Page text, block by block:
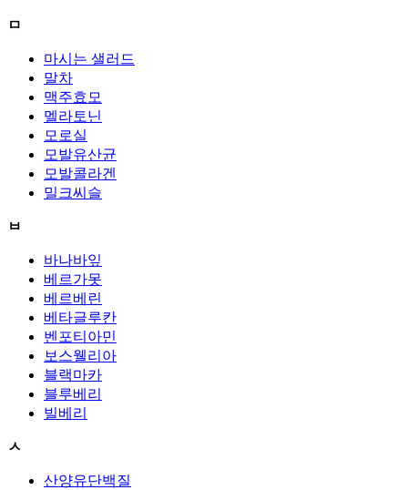
ㅁ
마시는 샐러드
말차
맥주효모
멜라토닌
모로실
모발유산균
모발콜라겐
밀크씨슬
ㅂ
바나바잎
베르가못
베르베린
베타글루칸
벤포티아민
보스웰리아
블랙마카
블루베리
빌베리
ㅅ
산양유단백질